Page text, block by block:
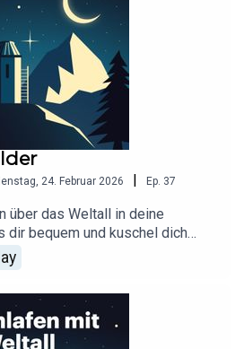
WeberStimme: Dr. Monika
Artwork von Amadeus E. Fronk
24. Februar 2026 | Ep. 37
über das Weltall in deine
dir bequem und kuschel dich
wird durch Werbung
und Angebote unserer
EinschlafenMitPodcastProduzier
für Schønlein MediaIn